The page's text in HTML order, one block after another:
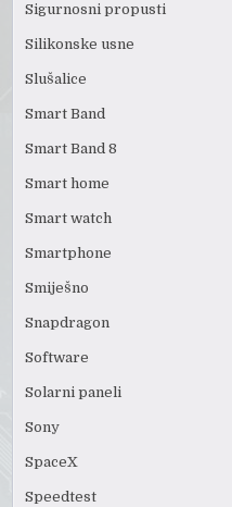
Sigurnosni propusti
Silikonske usne
Slušalice
Smart Band
Smart Band 8
Smart home
Smart watch
Smartphone
Smiješno
Snapdragon
Software
Solarni paneli
Sony
SpaceX
Speedtest